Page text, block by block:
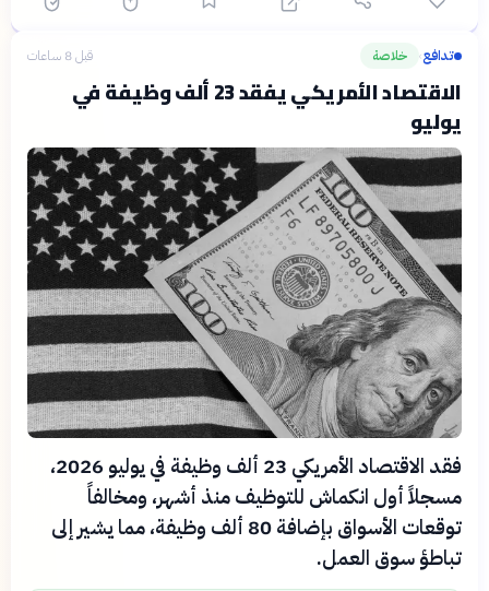
تدافع› خلاصة قبل 8 ساعات
الاقتصاد الأمريكي يفقد 23 ألف وظيفة في
يوليو
فقد الاقتصاد الأمريكي 23 ألف وظيفة في يوليو 2026،
مسجلاً أول انكماش للتوظيف منذ أشهر، ومخالفاً
توقعات الأسواق بإضافة 80 ألف وظيفة، مما يشير إلى
تباطؤ سوق العمل.